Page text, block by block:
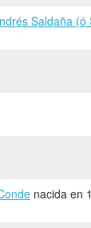
Saldaña (ó
nacida en